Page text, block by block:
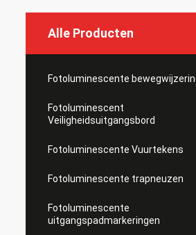
Alle Producten
Fotoluminescente
Fotoluminescent
Veiligheidsuitgangsbord
Fotoluminescente Vuurtekens
Fotoluminescente trapneuzen
Fotoluminescente
uitgangspadmarkeringen